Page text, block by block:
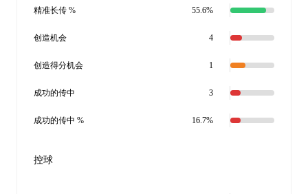
精准长传 % 55.6%
创造机会 4
创造得分机会 1
成功的传中 3
成功的传中 % 16.7%
控球